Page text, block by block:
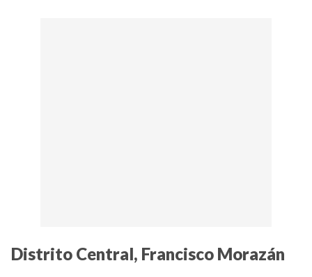
Distrito Central, Francisco Morazán